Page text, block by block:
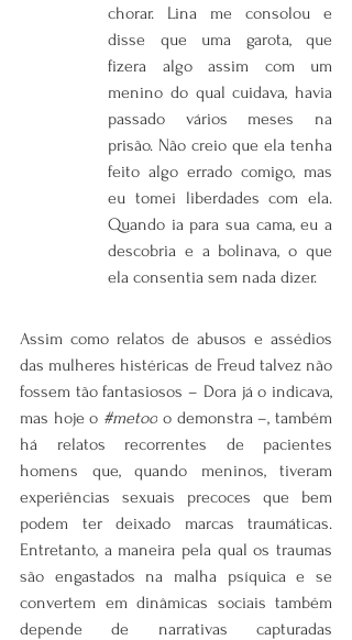
chorar. Lina me consolou e
disse que uma garota, que
fizera algo assim com um
menino do qual cuidava, havia
passado vários meses na
prisão. Não creio que ela tenha
feito algo errado comigo, mas
eu tomei liberdades com ela.
Quando ia para sua cama, eu a
descobria e a bolinava, o que
ela consentia sem nada dizer.
Assim como relatos de abusos e assédios
das mulheres histéricas de Freud talvez não
fossem tão fantasiosos – Dora já o indicava,
mas hoje o #metoo o demonstra –, também
há relatos recorrentes de pacientes
homens que, quando meninos, tiveram
experiências sexuais precoces que bem
podem ter deixado marcas traumáticas.
Entretanto, a maneira pela qual os traumas
são engastados na malha psíquica e se
convertem em dinâmicas sociais também
depende de narrativas capturadas